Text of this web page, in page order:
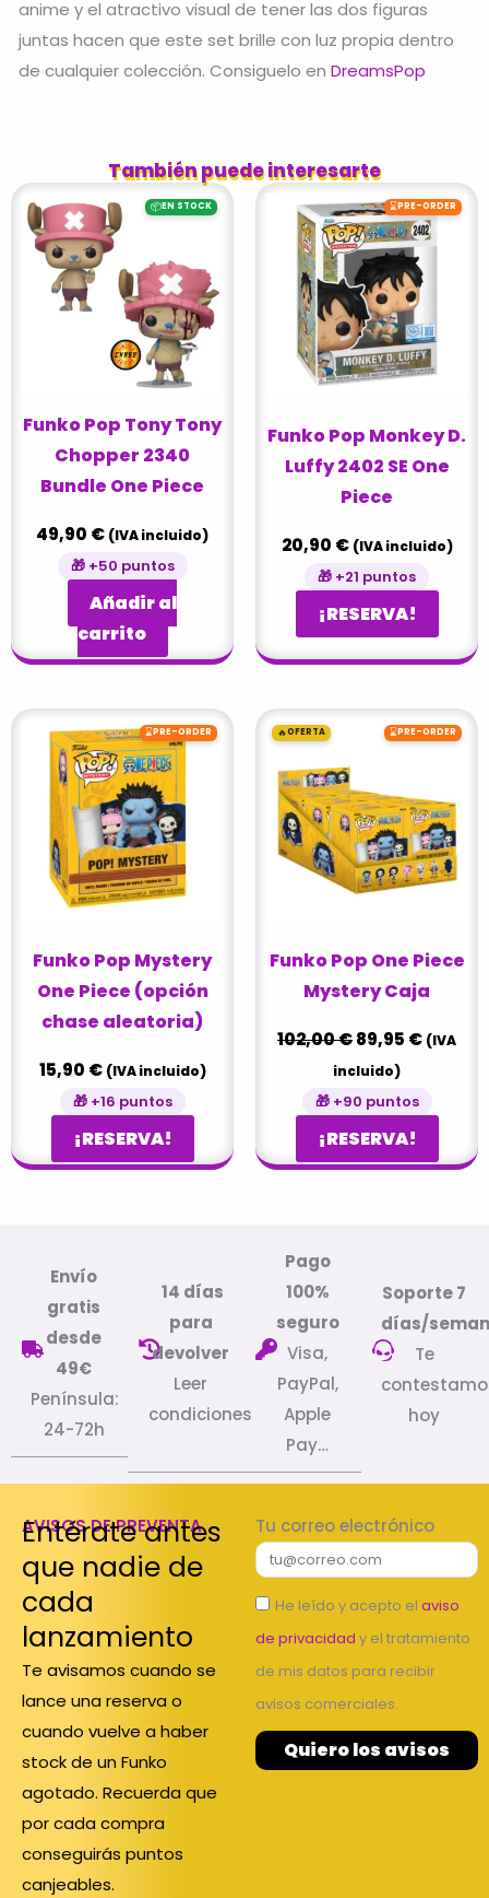
anime y el atractivo visual de tener las dos figuras
juntas hacen que este set brille con luz propia dentro
de cualquier colección. Consiguelo en DreamsPop
También puede interesarte
📦EN STOCK
Funko Pop Tony Tony
Chopper 2340
Bundle One Piece
49,90 € (IVA incluido)
🎁 +50 puntos
Añadir al
carrito
⌛PRE-ORDER
Funko Pop Monkey D.
Luffy 2402 SE One
Piece
20,90 € (IVA incluido)
🎁 +21 puntos
¡RESERVA!
⌛PRE-ORDER
Funko Pop Mystery
One Piece (opción
chase aleatoria)
15,90 € (IVA incluido)
🎁 +16 puntos
¡RESERVA!
🔥OFERTA ⌛PRE-ORDER
Funko Pop One Piece
Mystery Caja
102,00€
El
precio
102,00 €.
89,95 €
El
precio
89,95
(IVA
incluido)
🎁 +90 puntos
¡RESERVA!
Envío
gratis
desde
49€
Península:
24-72h
14 días
para
devolver
Leer
condiciones
Pago
100%
seguro
Visa,
PayPal,
Apple
Pay…
Soporte 7
días/
Te
hoy
AVISOS DE PREVENTA
Entérate antes
que nadie de
cada
lanzamiento
Te avisamos cuando se
lance una reserva o
cuando vuelve a haber
stock de un Funko
agotado. Recuerda que
por cada compra
conseguirás puntos
canjeables.
Tu correo electrónico
He leído y acepto el aviso
de privacidad y el tratamiento
de mis datos para recibir
avisos comerciales.
Quiero los avisos